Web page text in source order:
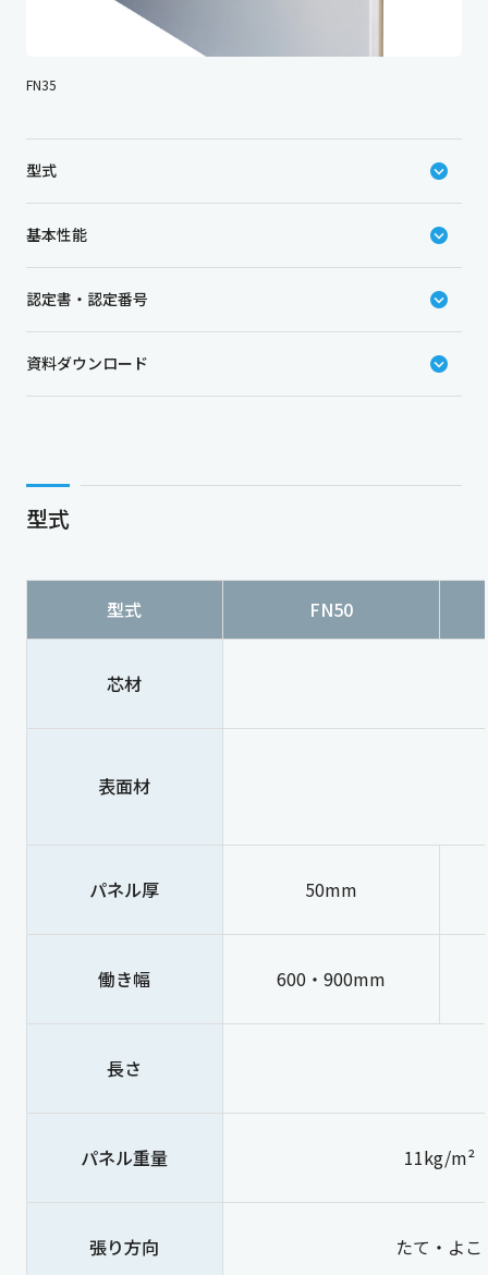
FN35
型式
基本性能
認定書・認定番号
資料ダウンロード
型式
型式 FN50
芯材
表面材
パネル厚 50mm
働き幅 600・900mm
長さ
パネル重量 11kg/m²
張り方向 たて・よこ